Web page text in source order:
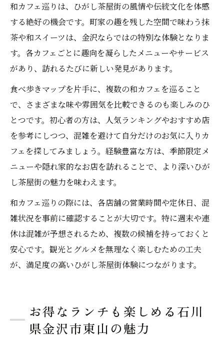
和カフェ巡りは、ひがし茶屋街の風情や伝統文化を体感
する絶好の機会です。町家の趣を残した空間で味わう抹
茶や和スイーツは、金沢ならではの特別な体験となりま
す。各カフェごとに趣向を凝らしたメニューやサービス
があり、訪れるたびに新しい発見があります。
食べ歩きマップを片手に、複数の和カフェを巡ること
で、さまざまな味や雰囲気を比較できるのも楽しみのひ
とつです。初心者の方は、人気ランキングやおすすめ店
を参考にしつつ、混雑を避けて自分だけのお気に入りカ
フェを探してみましょう。経験豊富な方は、季節限定メ
ニューや隠れ家的なお店を訪れることで、より深いひが
し茶屋街の魅力を味わえます。
和カフェ巡りの際には、各店舗の営業時間や定休日、混
雑状況を事前に確認することが大切です。特に週末や連
休は混雑が予想されるため、複数の候補を持っておくと
安心です。観光とグルメを無理なく楽しむための工夫
が、満足度の高いひがし茶屋街体験につながります。
お得なランチも楽しめる石川
県金沢市東山の魅力